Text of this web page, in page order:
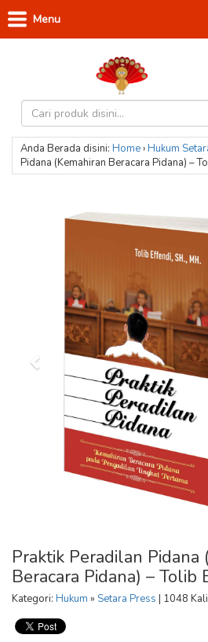
Menu
Anda Berada disini: Home›Hukum
Pidana (Kemahiran Beracara Pidana) –
Praktik Peradilan Pidana
Beracara Pidana) – Tolib
Kategori: Hukum » Setara Press | 1048